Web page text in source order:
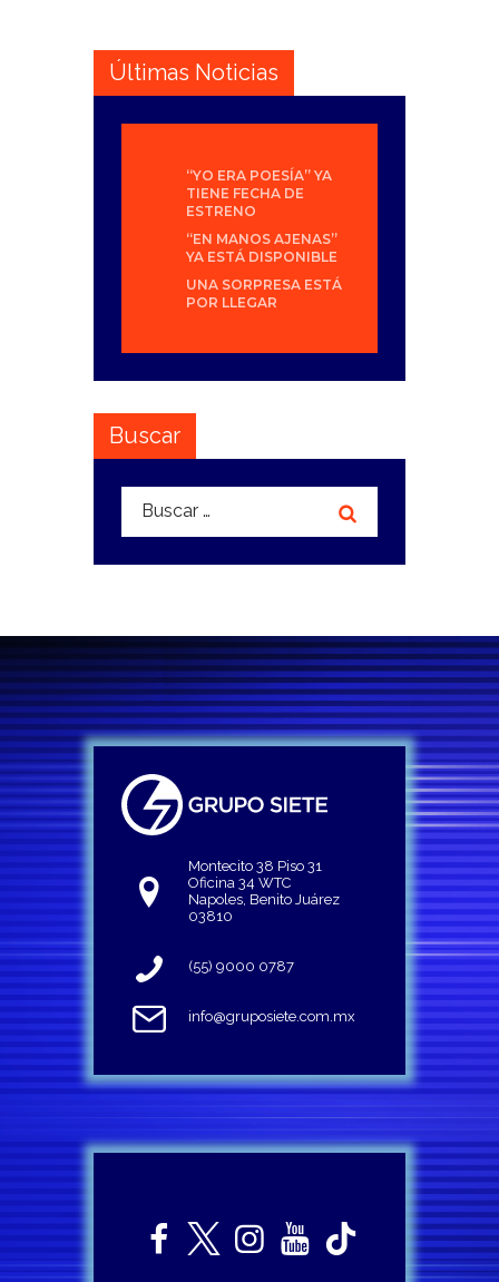
Últimas Noticias
“YO ERA POESÍA” YA
TIENE FECHA DE
ESTRENO
“EN MANOS AJENAS”
YA ESTÁ DISPONIBLE
UNA SORPRESA ESTÁ
POR LLEGAR
Buscar
Buscar:
Montecito 38 Piso 31
Oficina 34 WTC
Napoles, Benito Juárez
03810
(55) 9000 0787
info@gruposiete.com.mx